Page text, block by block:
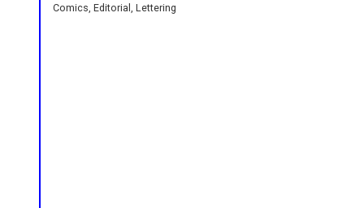
Comics, Editorial, Lettering